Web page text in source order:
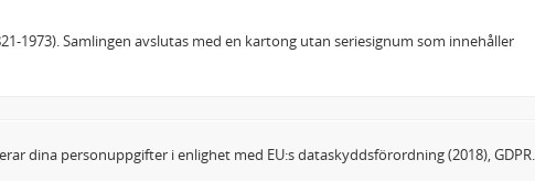
1973). Samlingen avslutas med en kartong utan seriesignum som innehåller
dina personuppgifter i enlighet med EU:s dataskyddsförordning (2018), GDPR.